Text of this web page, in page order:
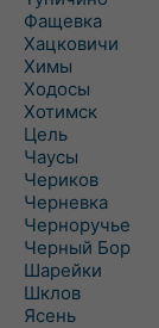
Фащевка
Хацковичи
Химы
Ходосы
Хотимск
Цель
Чаусы
Чериков
Черневка
Черноручье
Черный Бор
Шарейки
Шклов
Ясень